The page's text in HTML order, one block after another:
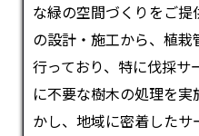
な緑の空間づくりをご
の設計・施工から、植
行っており、特に伐採
に不要な樹木の処理を
かし、地域に密着した